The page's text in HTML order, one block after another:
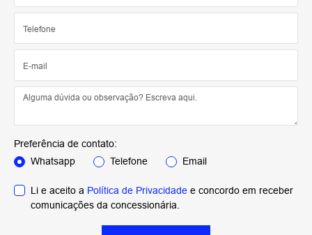
Preferência de contato:
Whatsapp
Telefone Email
Li e aceito a Política de Privacidade e concordo em receber
comunicações da concessionária.